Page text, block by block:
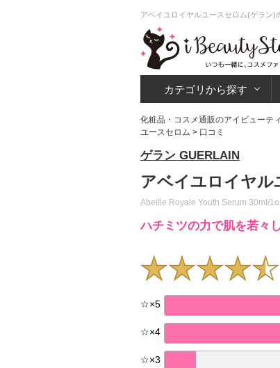
アベイユロイヤルユースセロム(ゲラン
カテゴリから探す
化粧品・コスメ通販のアイビューテ
ユースセロム > 口コミ
ゲラン GUERLAIN
アベイユロイヤル
Abeille Royale Youth Serum 30ml/
ハチミツの力で肌を若々
☆×5
☆×4
☆×3